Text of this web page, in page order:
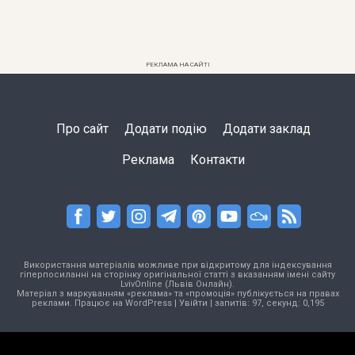
РЕКЛАМА НА САЙТІ
Про сайт Додати подію Додати заклад
Реклама Контакти
Використання матеріалів можливе при відкритому для індексування
гіперпосиланні на сторінку оригінальної статті з вказанням імені сайту
LvivOnline (Львів Онлайн).
Матеріал з маркуванням «реклама» та «промоція» публікується на правах
реклами. Працює на WordPress| Увійти | запитів: 97, секунд: 0,195